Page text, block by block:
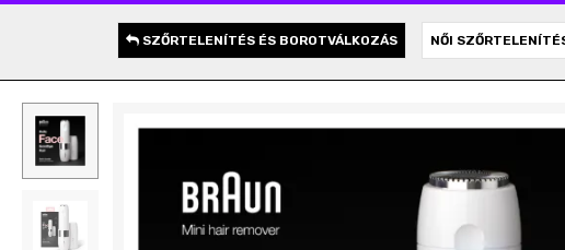
Mosogatás Takarítás
Baba-mama Háztartás
Népszerű márkák
Pampers
Népszerű keresések
SZŐRTELENÍTÉS ÉS BOROTVÁLKOZÁS NŐI